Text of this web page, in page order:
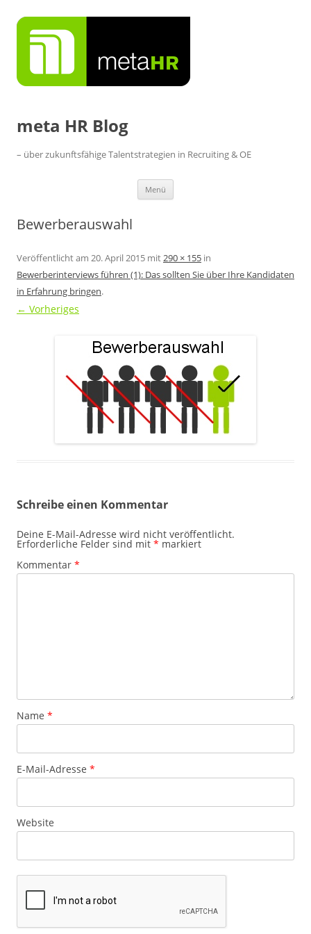
Inhalt
springen
meta HR Blog
– über zukunftsfähige Talentstrategien in Recruiting & OE
Menü
Bewerberauswahl
Veröffentlicht am 20. April 2015 mit290 × 155 in
Bewerberinterviews führen (1): Das sollten Sie über Ihre Kandidaten
in Erfahrung bringen.
← Vorheriges
Schreibe einen Kommentar
Deine E-Mail-Adresse wird nicht veröffentlicht.
Erforderliche Felder sind mit * markiert
Kommentar *
Name *
E-Mail-Adresse *
Website